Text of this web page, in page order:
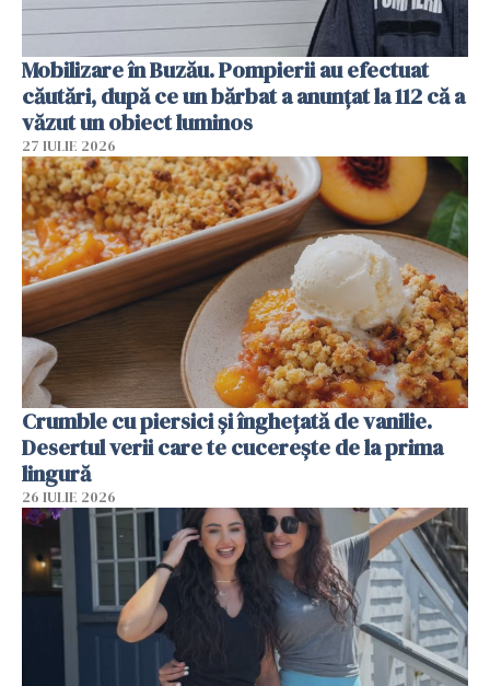
Mobilizare în Buzău. Pompierii au efectuat
căutări, după ce un bărbat a anunțat la 112 că a
văzut un obiect luminos
27 IULIE 2026
Crumble cu piersici și înghețată de vanilie.
Desertul verii care te cucerește de la prima
lingură
26 IULIE 2026